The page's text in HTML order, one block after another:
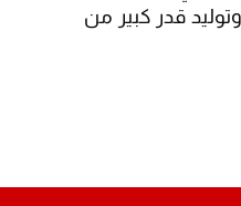
قدر كبير من